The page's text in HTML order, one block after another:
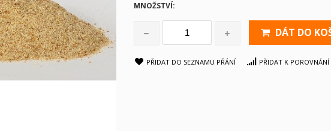
MNOŽSTVÍ:
DÁT DO
PŘIDAT DO SEZNAMU PŘÁNÍ PŘIDAT K POROVNÁNÍ